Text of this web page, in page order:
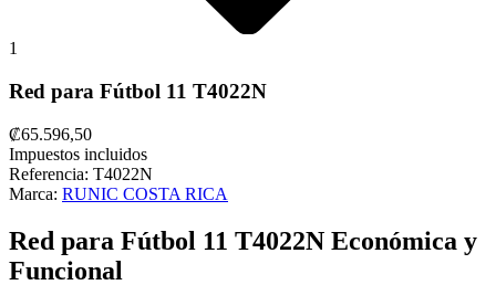
1
Red para Fútbol 11 T4022N
₡65.596,50
Impuestos incluidos
Referencia: T4022N
Marca: RUNIC COSTA RICA
Red para Fútbol 11 T4022N Económica y
Funcional